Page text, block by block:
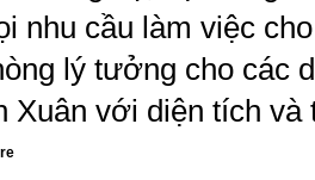
nhu cầu làm việc
lý tưởng cho các
Xuân với diện tích